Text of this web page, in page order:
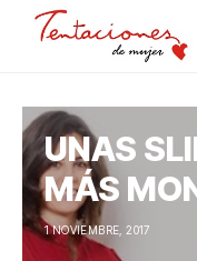
UNAS
MÁS
1 NOVIEMBRE, 2017